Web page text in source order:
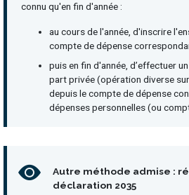
connu qu'en fin d'année :
au cours de l'année, d'inscrire
compte de dépense
puis en fin d'année, d’effectuer
part privée (opération diverse
depuis le compte de dépense
dépenses personnelles (ou
Autre méthode admise :
déclaration 2035